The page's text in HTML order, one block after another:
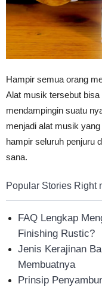
Hampir semua orang
Alat musik tersebut
mendampingin suatu
menjadi alat musik
hampir seluruh penjuru
sana.
Popular Stories Right
FAQ Lengkap
Finishing Rustic?
Jenis Kerajinan
Membuatnya
Prinsip